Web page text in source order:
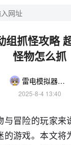
组抓怪攻略
怪物怎么抓
雷电模拟器游戏攻略菌
2025-8-4 13:40
与冒险的玩家来
的游戏。本文将